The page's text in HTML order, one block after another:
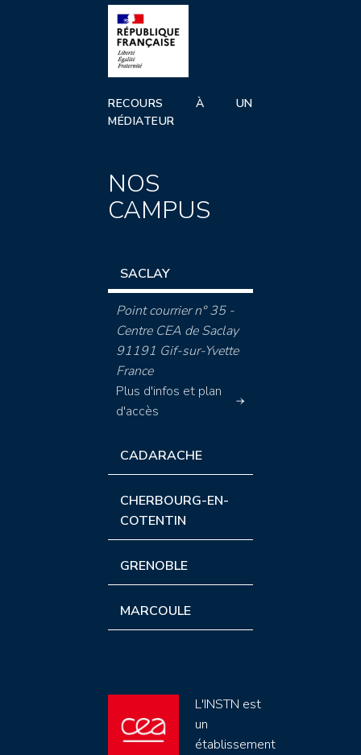
RECOURS À UN
MÉDIATEUR
NOS
CAMPUS
SACLAY
Point courrier n° 35 -
Centre CEA de Saclay
91191 Gif-sur-Yvette
France
Plus d'infos et plan
d'accès
CADARACHE
CHERBOURG-EN-
COTENTIN
GRENOBLE
MARCOULE
L'INSTN est
un
établissement